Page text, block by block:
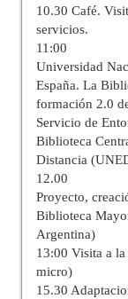
10.30 Café.
servicios.
11:00
Universidad
España. La
formación 2.0
Servicio de
Biblioteca
Distancia
12.00
Proyecto,
Biblioteca
Argentina)
13:00 Visita a
micro)
15.30